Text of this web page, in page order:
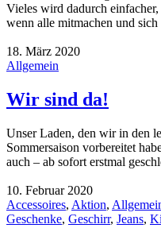
Vieles wird dadurch
wenn alle mitmachen und
18. März 2020
Allgemein
Wir sind da!
Unser Laden, den wir in den
Sommersaison vorbereitet
auch – ab sofort erstmal
10. Februar 2020
Accessoires, Aktion,
Geschenke, Geschirr, Jeans,